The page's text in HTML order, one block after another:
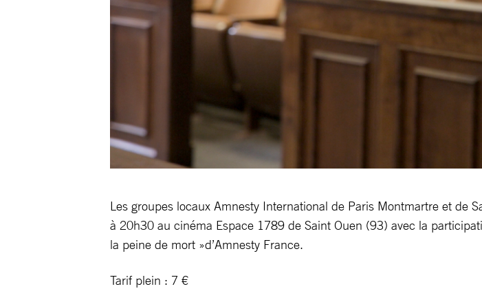
Les groupes locaux Amnesty International de Paris Montmartre et de
à 20h30 au cinéma Espace 1789 de Saint Ouen (93) avec la
la peine de mort »d’Amnesty France.
Tarif plein : 7 €